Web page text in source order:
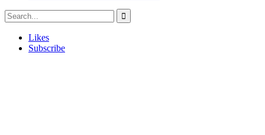
Likes
Subscribe